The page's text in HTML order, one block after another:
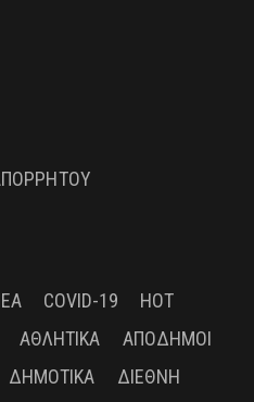
COVID-19
HOT
ΑΘΛΗΤΙΚΆ
ΑΠΌΔΗΜΟΙ
ΔΗΜΟΤΙΚΆ
ΔΙΕΘΝΉ